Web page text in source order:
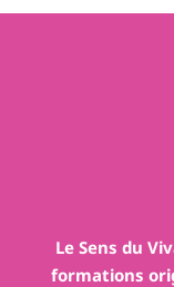
Le Sens du
formations